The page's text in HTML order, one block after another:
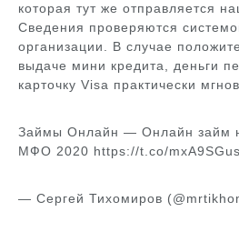
которая тут же отправляется
Сведения проверяются
организации. В случае
выдаче мини кредита, деньги
карточку Visa практически
Займы Онлайн — Онлайн займ
МФО 2020 https://t.co/
— Сергей Тихомиров